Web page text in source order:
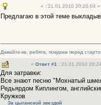
« : 21.01.2010 20:20:04 »
Предлагаю в этой теме
Давайте-ка, ребята, покурим перед
« Ответ #1 : 21.01.2010
Для затравки:
Все знают песню "Мохнатый
Редьярдом Киплингом,
Кружков
За цыганской звездой